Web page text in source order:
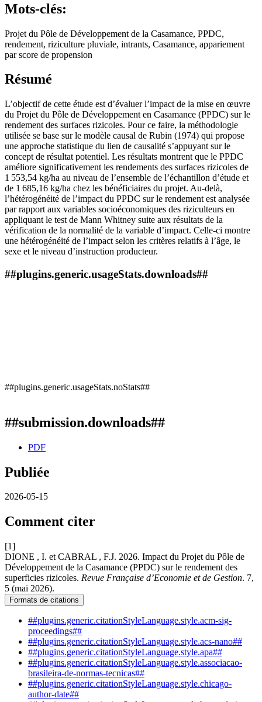
Mots-clés:
Projet du Pôle de Développement de la Casamance, PPDC,
rendement, riziculture pluviale, intrants, Casamance, appariement
par score de propension
Résumé
L’objectif de cette étude est d’évaluer l’impact de la mise en œuvre
du Projet du Pôle de Développement en Casamance (PPDC) sur le
rendement des surfaces rizicoles. Pour ce faire, la méthodologie
utilisée se base sur le modèle causal de Rubin (1974) qui propose
une approche statistique du lien de causalité s’appuyant sur le
concept de résultat potentiel. Les résultats montrent que le PPDC
améliore significativement les rendements des surfaces rizicoles de
1 553,54 kg/ha au niveau de l’ensemble de l’échantillon d’étude et
de 1 685,16 kg/ha chez les bénéficiaires du projet. Au-delà,
l’hétérogénéité de l’impact du PPDC sur le rendement est analysée
par rapport aux variables socioéconomiques des riziculteurs en
appliquant le test de Mann Whitney suite aux résultats de la
vérification de la normalité de la variable d’impact. Celle-ci montre
une hétérogénéité de l’impact selon les critères relatifs à l’âge, le
sexe et le niveau d’instruction producteur.
##plugins.generic.usageStats.downloads##
##plugins.generic.usageStats.noStats##
##submission.downloads##
PDF
Publiée
2026-05-15
Comment citer
[1]
DIONE , I. et CABRAL , F.J. 2026. Impact du Projet du Pôle de
Développement de la Casamance (PPDC) sur le rendement des
superficies rizicoles. Revue Française d’Economie et de Gestion. 7,
5 (mai 2026).
Formats de citations
##plugins.generic.citationStyleLanguage.style.acm-sig-
proceedings##
##plugins.generic.citationStyleLanguage.style.acs-nano##
##plugins.generic.citationStyleLanguage.style.apa##
##plugins.generic.citationStyleLanguage.style.associacao-
brasileira-de-normas-tecnicas##
##plugins.generic.citationStyleLanguage.style.chicago-
author-date##